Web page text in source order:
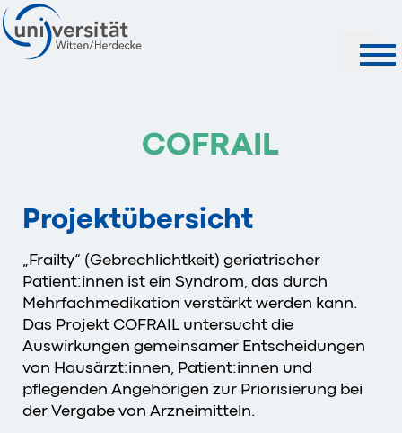
COFRAIL
Projektübersicht
„Frailty“ (Gebrechlichtkeit) geriatrischer
Patient:innen ist ein Syndrom, das durch
Mehrfachmedikation verstärkt werden kann.
Das Projekt COFRAIL untersucht die
Auswirkungen gemeinsamer Entscheidungen
von Hausärzt:innen, Patient:innen und
pflegenden Angehörigen zur Priorisierung bei
der Vergabe von Arzneimitteln.